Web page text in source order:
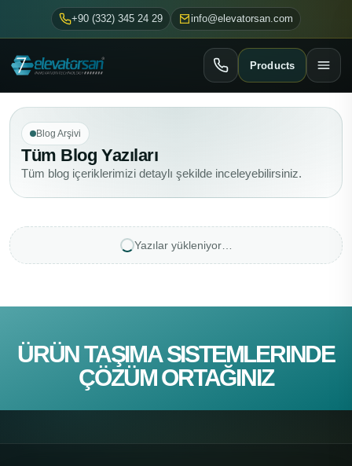
+90 (332) 345 24 29 info@elevatorsan.com
Products
Blog Arşivi
Tüm Blog Yazıları
Tüm blog içeriklerimizi detaylı şekilde inceleyebilirsiniz.
Yazılar yükleniyor…
ÜRÜN TAŞIMA SISTEMLERINDE
ÇÖZÜM ORTAĞINIZ